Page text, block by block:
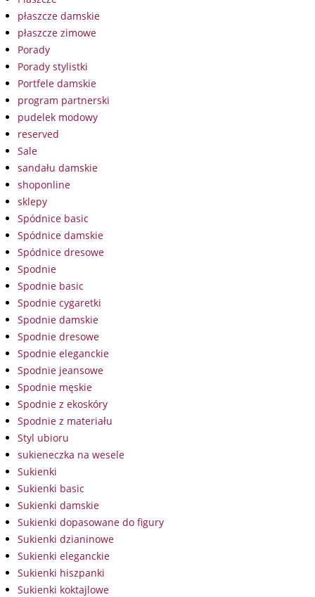
płaszcze damskie
płaszcze zimowe
Porady
Porady stylistki
Portfele damskie
program partnerski
pudelek modowy
reserved
Sale
sandału damskie
shoponline
sklepy
Spódnice basic
Spódnice damskie
Spódnice dresowe
Spodnie
Spodnie basic
Spodnie cygaretki
Spodnie damskie
Spodnie dresowe
Spodnie eleganckie
Spodnie jeansowe
Spodnie męskie
Spodnie z ekoskóry
Spodnie z materiału
Styl ubioru
sukieneczka na wesele
Sukienki
Sukienki basic
Sukienki damskie
Sukienki dopasowane do figury
Sukienki dzianinowe
Sukienki eleganckie
Sukienki hiszpanki
Sukienki koktajlowe